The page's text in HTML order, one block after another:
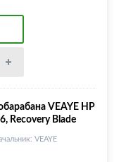
VEAYE HP
Recovery Blade
VEAYE